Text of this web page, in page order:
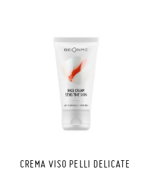
CREMA VISO PELLI DELICATE